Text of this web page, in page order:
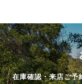
在庫確認・来店ご予